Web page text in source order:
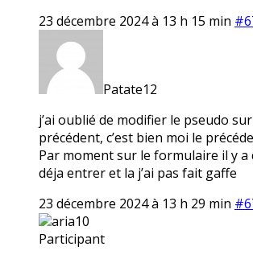
23 décembre 2024 à 13 h 15 min
Patate12
j’ai oublié de modifier le pseudo
précédent, c’est bien moi le
Par moment sur le formulaire il y a
déja entrer et la j’ai pas fait gaffe
23 décembre 2024 à 13 h 29 min
aria10
Participant